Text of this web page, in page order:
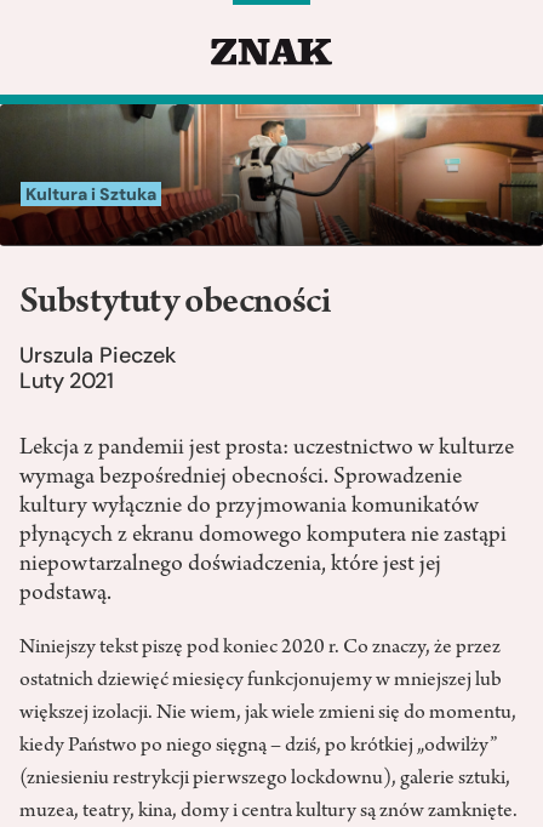
Kultura i Sztuka
Substytuty obecności
Urszula Pieczek
Luty 2021
Lekcja z pandemii jest prosta: uczestnictwo w kulturze
wymaga bezpośredniej obecności. Sprowadzenie
kultury wyłącznie do przyjmowania komunikatów
płynących z ekranu domowego komputera nie zastąpi
niepowtarzalnego doświadczenia, które jest jej
podstawą.
Niniejszy tekst piszę pod koniec 2020 r. Co znaczy, że przez
ostatnich dziewięć miesięcy funkcjonujemy w mniejszej lub
większej izolacji. Nie wiem, jak wiele zmieni się do momentu,
kiedy Państwo po niego sięgną – dziś, po krótkiej „odwilży”
(zniesieniu restrykcji pierwszego lockdownu), galerie sztuki,
muzea, teatry, kina, domy i centra kultury są znów zamknięte.